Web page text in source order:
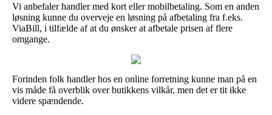
Vi anbefaler handler med kort eller mobilbetaling. Som en anden
løsning kunne du overveje en løsning på afbetaling fra f.eks.
ViaBill, i tilfælde af at du ønsker at afbetale prisen af flere
omgange.
Forinden folk handler hos en online forretning kunne man på en
vis måde få overblik over butikkens vilkår, men det er tit ikke
videre spændende.